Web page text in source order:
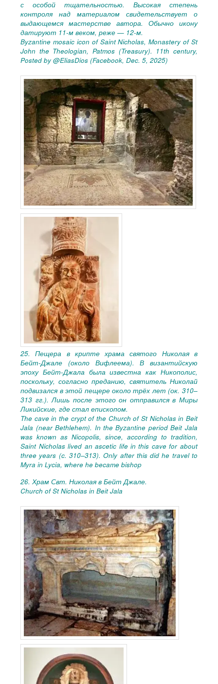
с особой тщательностью. Высокая степень
контроля над материалом свидетельствует о
выдающемся мастерстве автора. Обычно икону
датируют 11-мвеком, реже — 12-м.
Byzantine mosaic icon of Saint Nicholas, Monastery of St
John the Theologian, Patmos (Treasury). 11th century,
Posted by @EliasDios (Facebook, Dec. 5, 2025)
25. Пещера в крипте храма святого Николая в
Бейт-Джале (около Вифлеема). В византийскую
эпоху Бейт-Джала была известна как Никополис,
поскольку, согласно преданию, святитель Николай
подвизался в этой пещере около трёх лет (ок. 310–
313 гг.). Лишь после этого он отправился в Миры
Ликийские, где стал епископом.
The cave in the crypt of the Church of St Nicholas in Beit
Jala (near Bethlehem). In the Byzantine period Beit Jala
was known as Nicopolis, since, according to tradition,
Saint Nicholas lived an ascetic life in this cave for about
three years (c. 310–313). Only after this did he travel to
Myra in Lycia, where he became bishop
26. Храм Свт. Николая в Бейт Джале.
Church of St Nicholas in Beit Jala